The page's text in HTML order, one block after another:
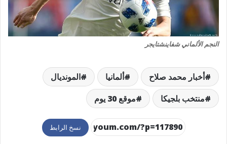
النجم الألماني شفاينشتايجر
أخبار محمد صلاح ألمانيا
المونديال
منتخب بلجيكا
موقع 30 يوم
نسخ الرابط